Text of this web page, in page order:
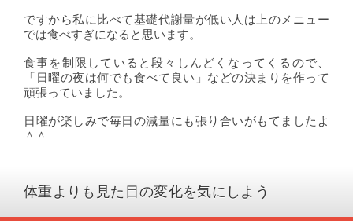
ですから私に比べて基礎代謝量が低い人は上のメニュー
では食べすぎになると思います。
食事を制限していると段々しんどくなってくるので、
「日曜の夜は何でも食べて良い」などの決まりを作って
頑張っていました。
日曜が楽しみで毎日の減量にも張り合いがもてましたよ
＾＾
体重よりも見た目の変化を気にしよう